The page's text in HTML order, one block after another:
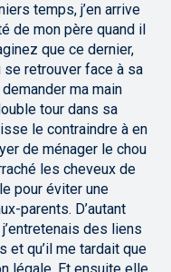
temps, j’en arrive
de mon père quand il
que ce dernier,
se retrouver face à sa
ma main
tour dans sa
le contraindre à en
de ménager le chou
les cheveux de
pour éviter une
parents. D’autant
des liens
qu’il me tardait que